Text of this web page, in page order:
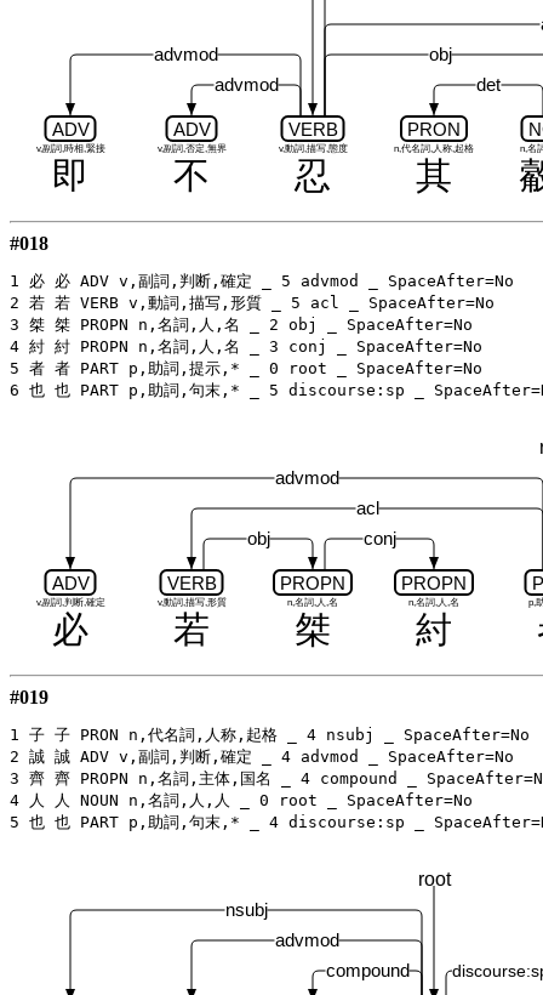
即
ADV
v,副詞,時相,緊接
不
ADV
v,副詞,否定,無界
忍
VERB
v,動詞,描写,態度
其
PRON
n,代名詞,人称,起格 n,名
advmod
advmod
det
obj
#018
1 必 必 ADV v,副詞,判断,確定 _ 5 advmod _ SpaceAfter=No
2 若 若 VERB v,動詞,描写,形質 _ 5 acl _ SpaceAfter=No
3 桀 桀 PROPN n,名詞,人,名 _ 2 obj _ SpaceAfter=No
4 紂 紂 PROPN n,名詞,人,名 _ 3 conj _ SpaceAfter=No
5 者 者 PART p,助詞,提示,* _ 0 root _ SpaceAfter=No
必
ADV
v,副詞,判断,確定
若
VERB
v,動詞,描写,形質
桀
PROPN
n,名詞,人,名
紂
PROPN
n,名詞,人,名 p,
advmod
acl
obj
conj
#019
1 子 子 PRON n,代名詞,人称,起格 _ 4 nsubj _ SpaceAfter=No
2 誠 誠 ADV v,副詞,判断,確定 _ 4 advmod _ SpaceAfter=No
3 齊 齊 PROPN n,名詞,主体,国名 _ 4 compound _
4 人 人 NOUN n,名詞,人,人 _ 0 root _ SpaceAfter=No
nsubj
advmod
compound
root